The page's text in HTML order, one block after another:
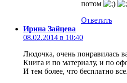
потом
Ответить
Ирина Зайцева
08.02.2014 в 10:40
Людочка, очень понравилась
Книга и по материалу, и по
И тем более, что бесплатно